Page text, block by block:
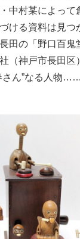
中村某によって
ける資料は見つ
田の「野口百鬼
（神戸市長田区
さん”なる人物